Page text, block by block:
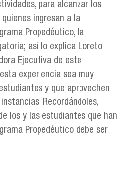
para alcanzar los
ingresan a la
Propedéutico, la
así lo explica Loreto
Ejecutiva de este
experiencia sea muy
y que aprovechen
Recordándoles,
los y las estudiantes que han
Propedéutico debe ser